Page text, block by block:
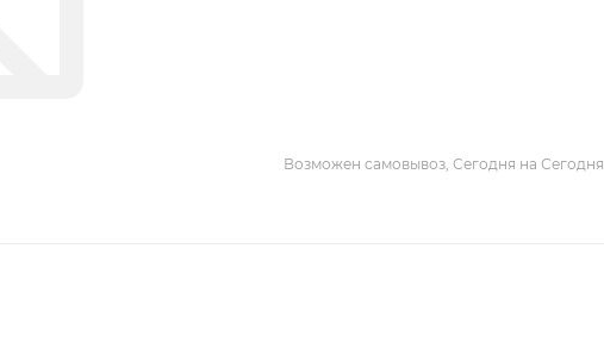
Возможен самовывоз, Сегодня на Сегодня.